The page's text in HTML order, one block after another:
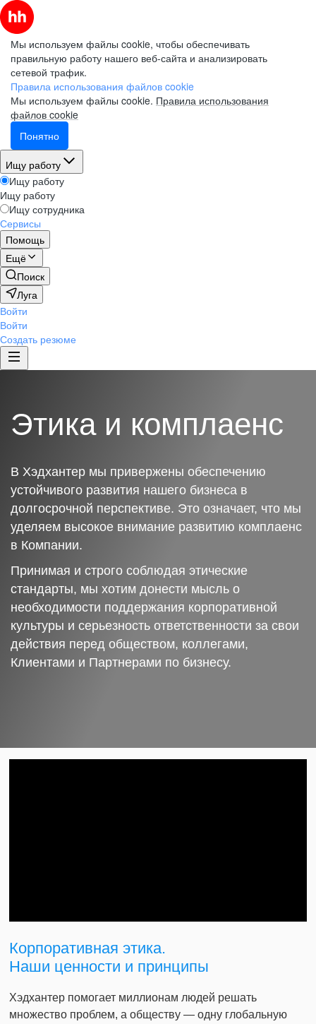
Мы используем файлы cookie, чтобы обеспечивать
правильную работу нашего веб-сайта и анализировать
сетевой трафик.
Правила использования файлов cookie
Мы используем файлы cookie. Правила использования
файлов cookie
Понятно
Ищу работу
Ищу работу
Ищу работу
Ищу сотрудника
Сервисы
Помощь
Ещё
Поиск
Луга
Войти
Войти
Создать резюме
Этика и комплаенс
В Хэдхантер мы привержены обеспечению
устойчивого развития нашего бизнеса в
долгосрочной перспективе. Это означает, что мы
уделяем высокое внимание развитию комплаенс
в Компании.
Принимая и строго соблюдая этические
стандарты, мы хотим донести мысль о
необходимости поддержания корпоративной
культуры и серьезность ответственности за свои
действия перед обществом, коллегами,
Клиентами и Партнерами по бизнесу.
Корпоративная этика.
Наши ценности и принципы
Хэдхантер помогает миллионам людей решать
множество проблем, а обществу — одну глобальную